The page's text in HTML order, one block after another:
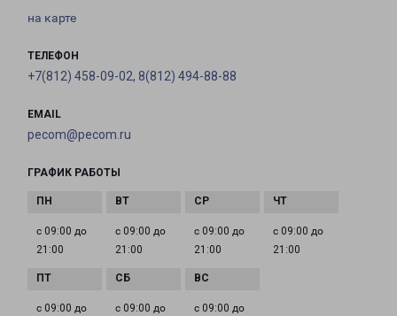
на карте
ТЕЛЕФОН
+7(812) 458-09-02, 8(812) 494-88-88
EMAIL
pecom@pecom.ru
ГРАФИК РАБОТЫ
с 09:00 до
21:00
с 09:00 до
21:00
с 09:00 до
21:00
с 09:00 до
21:00
с 09:00 до
с 09:00 до
с 09:00 до